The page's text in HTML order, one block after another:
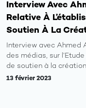
Interview Avec
Relative À
Soutien À La
Interview avec Ahmed
des médias, sur
de soutien à la
13 février 2023